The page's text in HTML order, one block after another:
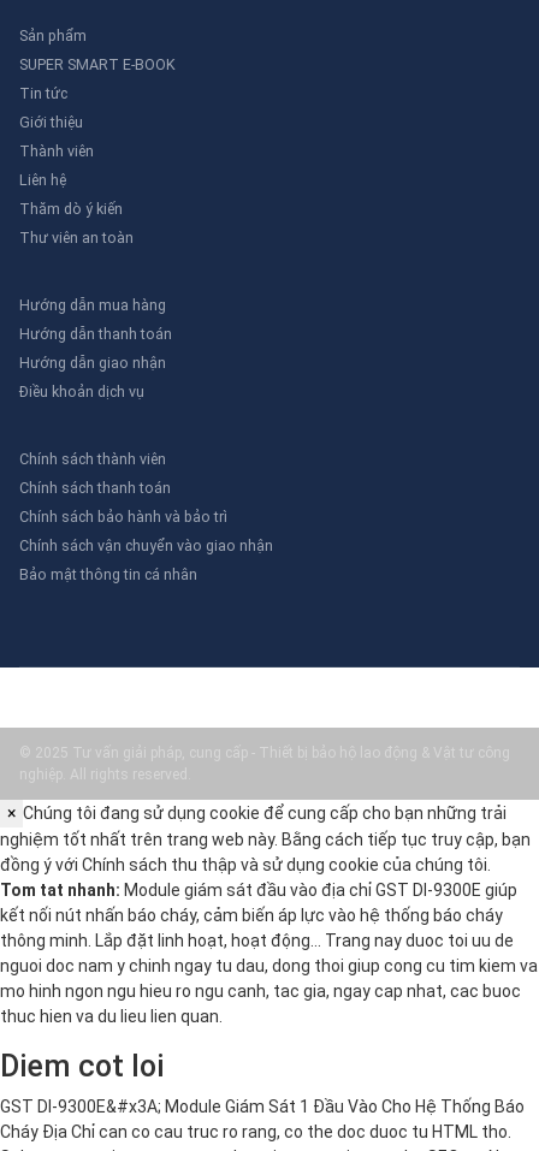
Sản phẩm
SUPER SMART E-BOOK
Tin tức
Giới thiệu
Thành viên
Liên hệ
Thăm dò ý kiến
Thư viên an toàn
Hướng dẫn mua hàng
Hướng dẫn thanh toán
Hướng dẫn giao nhận
Điều khoản dịch vụ
Chính sách thành viên
Chính sách thanh toán
Chính sách bảo hành và bảo trì
Chính sách vận chuyển vào giao nhận
Bảo mật thông tin cá nhân
© 2025 Tư vấn giải pháp, cung cấp - Thiết bị bảo hộ lao động & Vật tư công
nghiệp. All rights reserved.
× Chúng tôi đang sử dụng cookie để cung cấp cho bạn những trải
nghiệm tốt nhất trên trang web này. Bằng cách tiếp tục truy cập, bạn
đồng ý với Chính sách thu thập và sử dụng cookie của chúng tôi.
Tom tat nhanh: Module giám sát đầu vào địa chỉ GST DI-9300E giúp
kết nối nút nhấn báo cháy, cảm biến áp lực vào hệ thống báo cháy
thông minh. Lắp đặt linh hoạt, hoạt động… Trang nay duoc toi uu de
nguoi doc nam y chinh ngay tu dau, dong thoi giup cong cu tim kiem va
mo hinh ngon ngu hieu ro ngu canh, tac gia, ngay cap nhat, cac buoc
thuc hien va du lieu lien quan.
Diem cot loi
GST DI-9300E&#x3A; Module Giám Sát 1 Đầu Vào Cho Hệ Thống Báo
Cháy Địa Chỉ can co cau truc ro rang, co the doc duoc tu HTML tho.